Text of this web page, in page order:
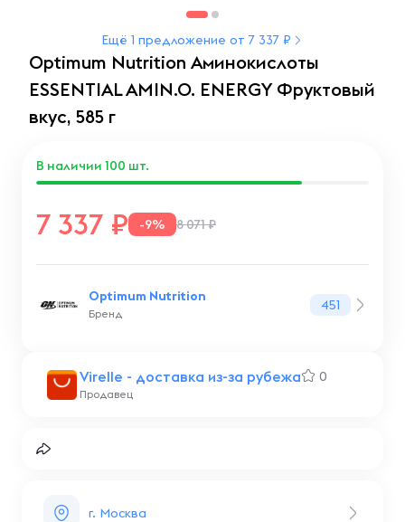
Ещё 1 предложение от 7 337 ₽
Optimum Nutrition Аминокислоты
ESSENTIAL AMIN.O. ENERGY Фруктовый
вкус, 585 г
Virelle - доставка из-за рубежа 0
Продавец
7 337 -9% 8 071 ₽
В наличии 100 шт.
Optimum Nutrition
Бренд
451
г. Москва